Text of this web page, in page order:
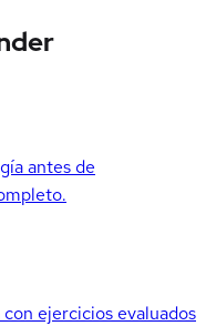
antes de
ejercicios evaluados